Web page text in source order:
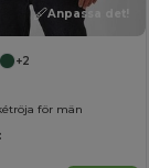
Anpassa det!
+2
för män